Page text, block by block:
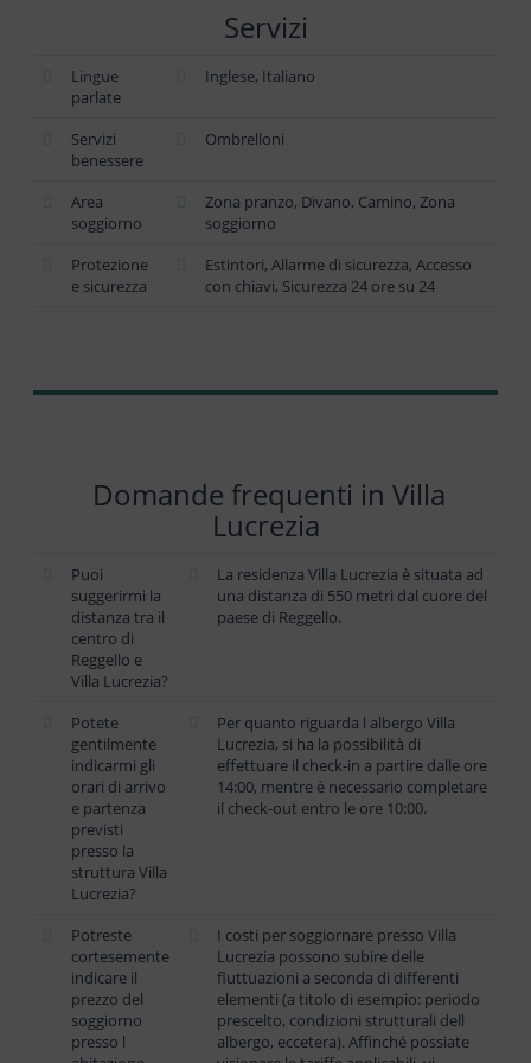
Servizi
Lingue
parlate
Inglese, Italiano
Servizi
benessere
Ombrelloni
Area
soggiorno
Zona pranzo, Divano, Camino, Zona
soggiorno
Protezione
e sicurezza
Estintori, Allarme di sicurezza, Accesso
con chiavi, Sicurezza 24 ore su 24
Domande frequenti in Villa
Lucrezia
Puoi
suggerirmi la
distanza tra il
centro di
Reggello e
Villa Lucrezia?
La residenza Villa Lucrezia è situata ad
una distanza di 550 metri dal cuore del
paese di Reggello.
Potete
gentilmente
indicarmi gli
orari di arrivo
e partenza
previsti
presso la
struttura Villa
Lucrezia?
Per quanto riguarda l albergo Villa
Lucrezia, si ha la possibilità di
effettuare il check-in a partire dalle ore
14:00, mentre è necessario completare
il check-out entro le ore 10:00.
Potreste
cortesemente
indicare il
prezzo del
soggiorno
presso l
I costi per soggiornare presso Villa
Lucrezia possono subire delle
fluttuazioni a seconda di differenti
elementi (a titolo di esempio: periodo
prescelto, condizioni strutturali dell
albergo, eccetera). Affinché possiate